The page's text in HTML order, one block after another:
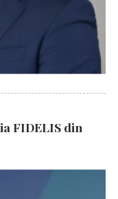
FIDELIS din